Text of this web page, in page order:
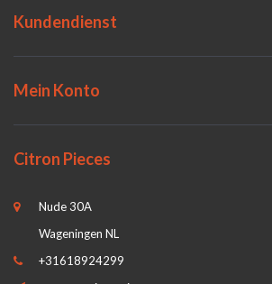
Kundendienst
Mein Konto
Citron Pieces
Nude 30A
Wageningen NL
+31618924299